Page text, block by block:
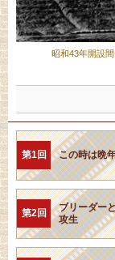
昭和43年開設
第1回 この時は晩
第2回
ブリーダー
攻生